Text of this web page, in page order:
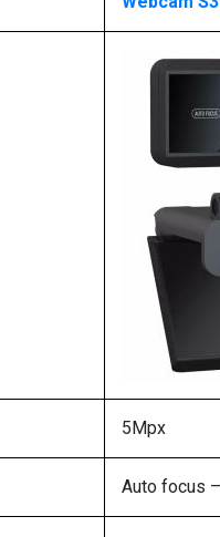
5Mpx
Auto focus